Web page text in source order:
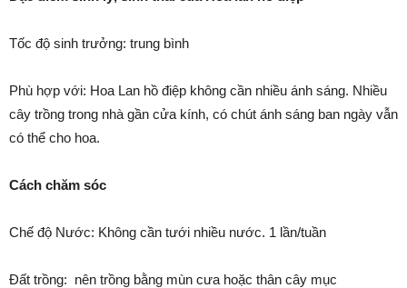
Tốc độ sinh trưởng: trung bình
Phù hợp với: Hoa Lan hồ điệp không cần nhiều ánh sáng. Nhiều
cây trồng trong nhà gần cửa kính, có chút ánh sáng ban ngày vẫn
có thể cho hoa.
Cách chăm sóc
Chế độ Nước: Không cần tưới nhiều nước. 1 lần/tuần
Đất trồng: nên trồng bằng mùn cưa hoặc thân cây mục